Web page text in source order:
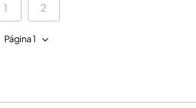
1 2
Página 1